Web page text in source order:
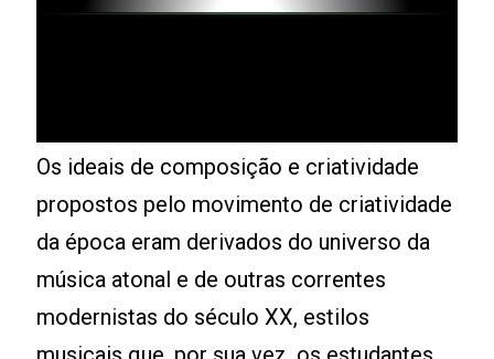
Os ideais de composição e criatividade
propostos pelo movimento de criatividade
da época eram derivados do universo da
música atonal e de outras correntes
modernistas do século XX, estilos